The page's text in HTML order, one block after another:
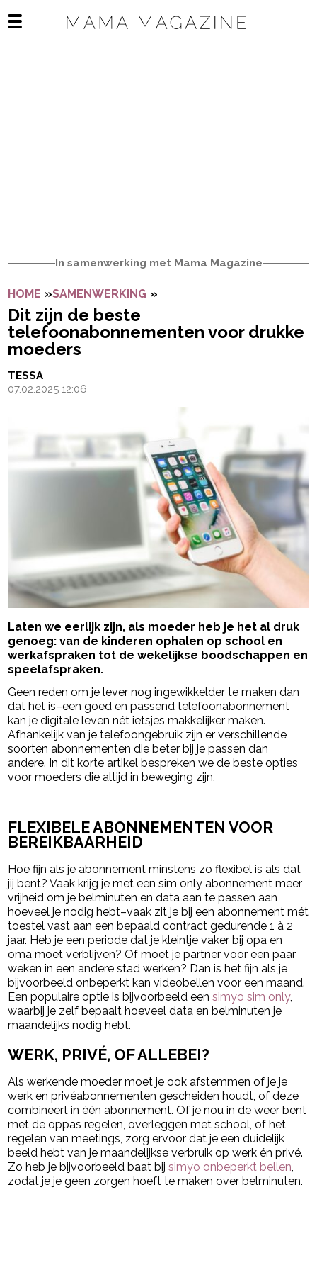
Open het mobiele menu
In samenwerking met Mama Magazine
HOME »SAMENWERKING »
Dit zijn de beste
telefoonabonnementen voor drukke
moeders
TESSA
07.02.2025 12:06
Laten we eerlijk zijn, als moeder heb je het al druk
genoeg: van de kinderen ophalen op school en
werkafspraken tot de wekelijkse boodschappen en
speelafspraken.
Geen reden om je lever nog ingewikkelder te maken dan
dat het is–een goed en passend telefoonabonnement
kan je digitale leven nét ietsjes makkelijker maken.
Afhankelijk van je telefoongebruik zijn er verschillende
soorten abonnementen die beter bij je passen dan
andere. In dit korte artikel bespreken we de beste opties
voor moeders die altijd in beweging zijn.
FLEXIBELE ABONNEMENTEN VOOR
BEREIKBAARHEID
Hoe fijn als je abonnement minstens zo flexibel is als dat
jij bent? Vaak krijg je met een sim only abonnement meer
vrijheid om je belminuten en data aan te passen aan
hoeveel je nodig hebt–vaak zit je bij een abonnement mét
toestel vast aan een bepaald contract gedurende 1 à 2
jaar. Heb je een periode dat je kleintje vaker bij opa en
oma moet verblijven? Of moet je partner voor een paar
weken in een andere stad werken? Dan is het fijn als je
bijvoorbeeld onbeperkt kan videobellen voor een maand.
Een populaire optie is bijvoorbeeld eensimyo sim only,
waarbij je zelf bepaalt hoeveel data en belminuten je
maandelijks nodig hebt.
WERK, PRIVÉ, OF ALLEBEI?
Als werkende moeder moet je ook afstemmen of je je
werk en privéabonnementen gescheiden houdt, of deze
combineert in één abonnement. Of je nou in de weer bent
met de oppas regelen, overleggen met school, of het
regelen van meetings, zorg ervoor dat je een duidelijk
beeld hebt van je maandelijkse verbruik op werk én privé.
Zo heb je bijvoorbeeld baat bijsimyo onbeperkt bellen,
zodat je je geen zorgen hoeft te maken over belminuten.